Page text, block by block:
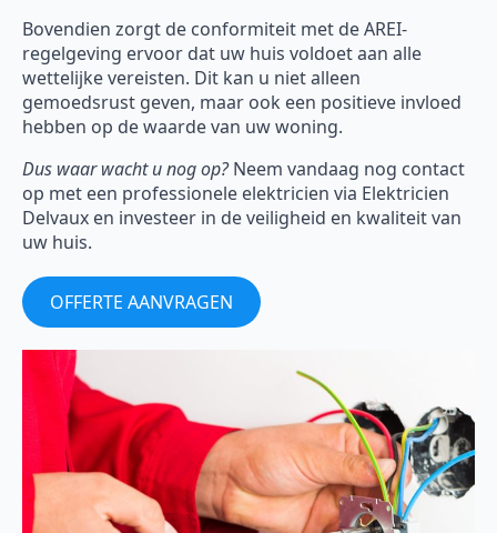
Bovendien zorgt de conformiteit met de AREI-
regelgeving ervoor dat uw huis voldoet aan alle
wettelijke vereisten. Dit kan u niet alleen
gemoedsrust geven, maar ook een positieve invloed
hebben op de waarde van uw woning.
Dus waar wacht u nog op?Neem vandaag nog contact
op met een professionele elektricien via Elektricien
Delvaux en investeer in de veiligheid en kwaliteit van
uw huis.
OFFERTE AANVRAGEN